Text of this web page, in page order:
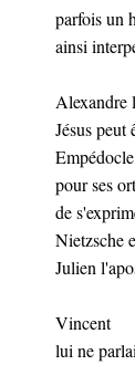
parfois un
ainsi
Alexandre
Jésus peut
pour ses
de
Nietzsche
Julien
Vincent
lui ne